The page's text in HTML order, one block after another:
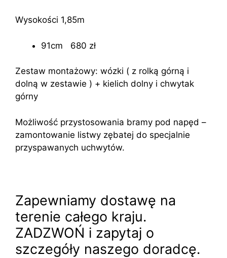
Wysokości 1,85m
91cm 680 zł
Zestaw montażowy: wózki ( z rolką górną i
dolną w zestawie ) + kielich dolny i chwytak
górny
Możliwość przystosowania bramy pod napęd –
zamontowanie listwy zębatej do specjalnie
przyspawanych uchwytów.
Zapewniamy dostawę na
terenie całego kraju.
ZADZWOŃ i zapytaj o
szczegóły naszego doradcę.